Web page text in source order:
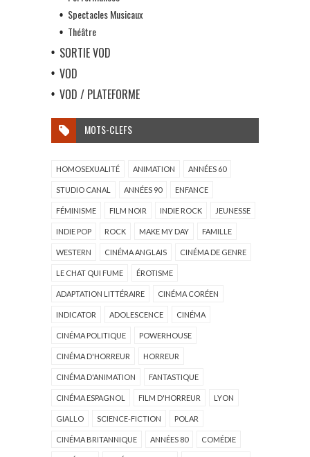
Spectacles Musicaux
Théâtre
SORTIE VOD
VOD
VOD / PLATEFORME
MOTS-CLEFS
HOMOSEXUALITÉ ANIMATION ANNÉES 60
STUDIO CANAL ANNÉES 90 ENFANCE
FÉMINISME FILM NOIR INDIE ROCK JEUNESSE
INDIE POP ROCK MAKE MY DAY FAMILLE
WESTERN CINÉMA ANGLAIS CINÉMA DE GENRE
LE CHAT QUI FUME ÉROTISME
ADAPTATION LITTÉRAIRE CINÉMA CORÉEN
INDICATOR ADOLESCENCE CINÉMA
CINÉMA POLITIQUE POWERHOUSE
CINÉMA D'HORREUR HORREUR
CINÉMA D'ANIMATION FANTASTIQUE
CINÉMA ESPAGNOL FILM D'HORREUR LYON
GIALLO SCIENCE-FICTION POLAR
CINÉMA BRITANNIQUE ANNÉES 80 COMÉDIE